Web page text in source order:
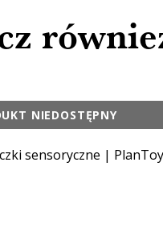
sensoryczne |
NIEDOSTĘPNY